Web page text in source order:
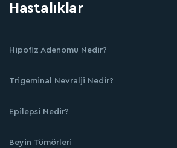
Hastalıklar
Hipofiz Adenomu Nedir?
Trigeminal Nevralji Nedir?
Epilepsi Nedir?
Beyin Tümörleri